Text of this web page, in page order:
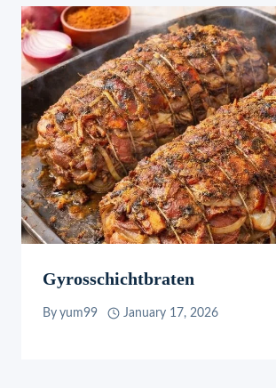
Gyrosschichtbraten
By yum99 January 17, 2026